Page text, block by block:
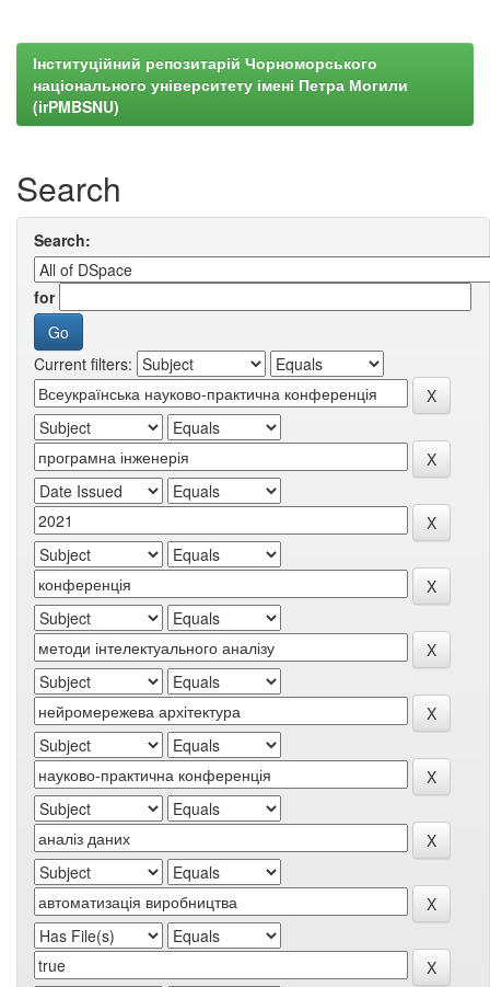
Інституційний репозитарій Чорноморського
національного університету імені Петра Могили
(irPMBSNU)
Search
Search:
for
Current filters: